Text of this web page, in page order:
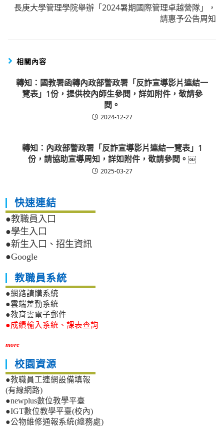
長庚大學管理學院舉辦「2024暑期國際管理卓越營隊」，
請惠予公告周知
相關內容
轉知：國教署函轉內政部警政署「反詐宣導影片連結一
覽表」1份，提供校內師生參閱，詳如附件，敬請參
閱。
2024-12-27
轉知：內政部警政署「反詐宣導影片連結一覽表」1
份，請協助宣導周知，詳如附件，敬請參閱。￼
2025-03-27
快速連結
●教職員入口
●學生入口
●新生入口、招生資訊
●Google
教職員系統
●網路請購系統
●雲端差勤系統
●教育雲電子郵件
●成績輸入系統、課表查詢
more
校園資源
●教職員工連網設備填報
(有線網路)
●newplus數位教學平臺
●IGT數位教學平臺(校內)
●公物維修通報系統(總務處)